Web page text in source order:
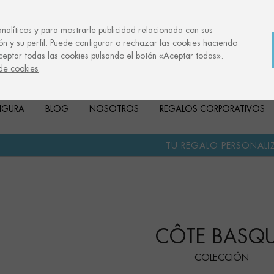
BLOG NOSOTROS REGALOS CORPORATIVOS
TU REGALO PERSONALIZADO ·
CÔTE
COLECCIÓN
y para mostrarle publicidad relacionada con sus
y su perfil. Puede configurar o rechazar las cookies haciendo
todas las cookies pulsando el botón «Aceptar todas».
cookies.